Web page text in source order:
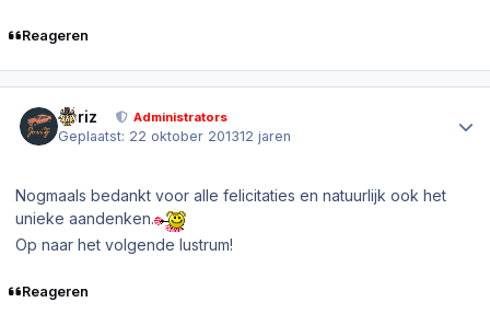
Reageren
Joriz Administrators
Geplaatst: 22 oktober 201312 jaren
Nogmaals bedankt voor alle felicitaties en natuurlijk ook het
unieke aandenken.
Op naar het volgende lustrum!
Reageren